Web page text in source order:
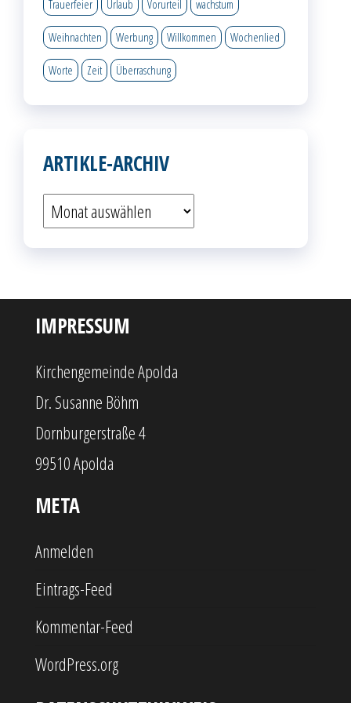
Trauerfeier Urlaub Vorurteil wachstum
Weihnachten Werbung Willkommen Wochenlied
Worte Zeit Überraschung
ARTIKLE-ARCHIV
Artikle-
IMPRESSUM
Kirchengemeinde Apolda
Dr. Susanne Böhm
Dornburgerstraße 4
99510 Apolda
META
Anmelden
Eintrags-Feed
Kommentar-Feed
WordPress.org